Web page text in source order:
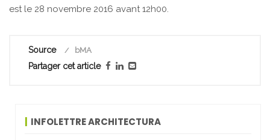
est le 28 novembre 2016 avant 12h00.
Source bMA
Partager cet article
INFOLETTRE ARCHITECTURA